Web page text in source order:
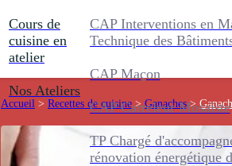
Cours de
cuisine en
atelier
Nos Ateliers
CAP Interventions en
Technique des
CAP Maçon
CAP Carreleur Mosaïste
TP Chargé
rénovation énergétique
Accueil > Recettes de cuisine > Ganaches >